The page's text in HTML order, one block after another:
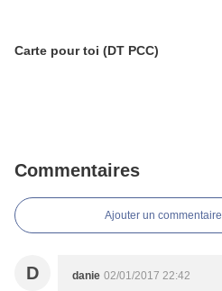
Carte pour toi (DT PCC)
Commentaires
Ajouter un commentaire
D danie 02/01/2017 22:42